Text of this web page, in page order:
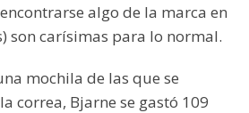
algo de la marca en
son carísimas para lo normal.
mochila de las que se
correa, Bjarne se gastó 109